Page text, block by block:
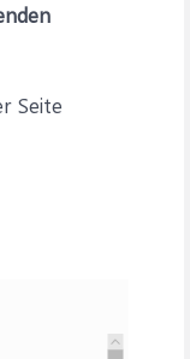
Seite